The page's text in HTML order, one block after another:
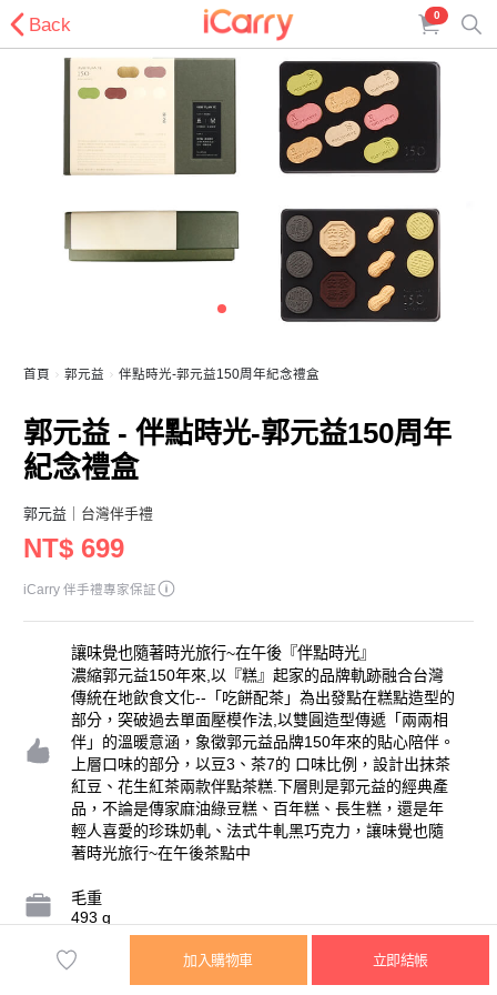
Back 0
首頁 郭元益 伴點時光-郭元益150周年紀念禮盒
郭元益 - 伴點時光-郭元益150周年
紀念禮盒
郭元益 ｜台灣伴手禮
NT$ 699
iCarry 伴手禮專家保証
讓味覺也隨著時光旅行~在午後『伴點時光』
濃縮郭元益150年來,以『糕』起家的品牌軌跡融合台灣
傳統在地飲食文化--「吃餅配茶」為出發點在糕點造型的
部分，突破過去單面壓模作法,以雙圓造型傳遞「兩兩相
伴」的溫暖意涵，象徵郭元益品牌150年來的貼心陪伴。
上層口味的部分，以豆3、茶7的 口味比例，設計出抹茶
紅豆、花生紅茶兩款伴點茶糕.下層則是郭元益的經典產
品，不論是傳家麻油綠豆糕、百年糕、長生糕，還是年
輕人喜愛的珍珠奶軋、法式牛軋黑巧克力，讓味覺也隨
著時光旅行~在午後茶點中
毛重
493 g
保存天數
加入購物車 立即結帳